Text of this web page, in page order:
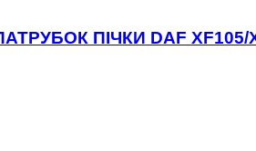
ПІЧКИ DAF XF105/